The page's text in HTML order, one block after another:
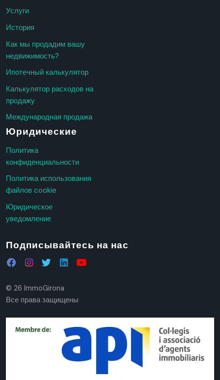
Услуги
История
Как мы продадим вашу
недвижимость?
Ипотечный калькулятор
Калькулятор расходов на
продажу
Международная продажа
Юридические
Политика
конфиденциальности
Политика использования
файлов cookie
Юридическое
уведомление
Подписывайтесь на нас
© 26 ImmoGirona
Все права защищены